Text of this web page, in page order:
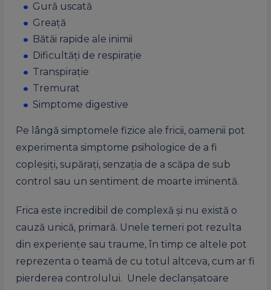
Gură uscată
Greaţă
Bătăi rapide ale inimii
Dificultăți de respirație
Transpiraţie
Tremurat
Simptome digestive
Pe lângă simptomele fizice ale fricii, oamenii pot
experimenta simptome psihologice de a fi
copleșiți, supărați, senzația de a scăpa de sub
control sau un sentiment de moarte iminentă.
Frica este incredibil de complexă și nu există o
cauză unică, primară. Unele temeri pot rezulta
din experiențe sau traume, în timp ce altele pot
reprezenta o teamă de cu totul altceva, cum ar fi
pierderea controlului. Unele declanșatoare